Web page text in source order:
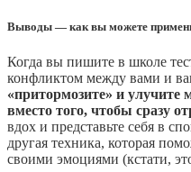
Выводы — как вы можете
Когда вы пишите в школе
конфликтом между вами и
«притормозите» и
вместо того, чтобы сразу
вдох и представьте себя в
другая техника, которая
своими эмоциями (кстати,